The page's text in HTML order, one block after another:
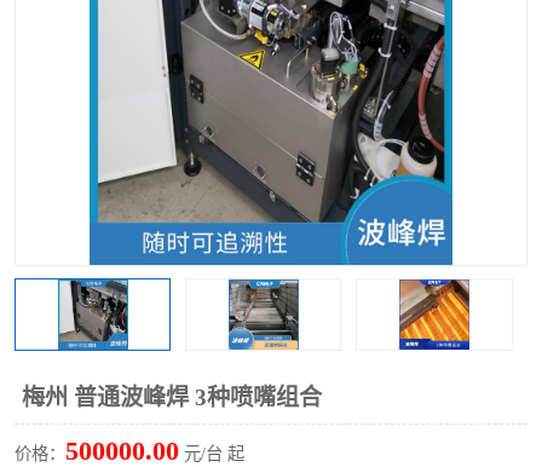
梅州 普通波峰焊 3种喷嘴组合
价格： 500000.00 元/台 起
TX 全自动高速贴片机